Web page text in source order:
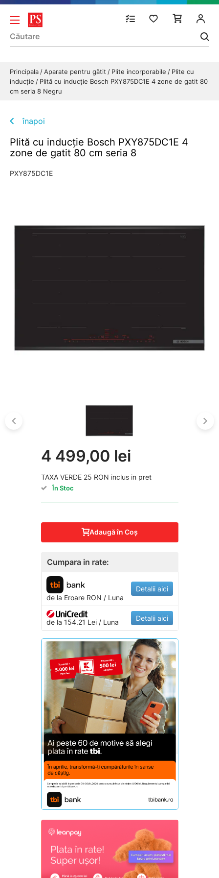
Principala Aparate pentru gătit Plite incorporabile
Plite cu
inducție
Plită cu inducție Bosch PXY875DC1E 4 zone de gatit 80
cm seria 8 Negru
înapoi
Plită cu inducție Bosch PXY875DC1E 4
zone de gatit 80 cm seria 8
PXY875DC1E
4 499,00 lei
TAXA VERDE 25 RON inclus in pret
În Stoc
Adaugă în Coş
Cumpara in rate:
de la EroareRON / Luna
Detalii aici
de la 154.21 Lei / Luna Detalii aici